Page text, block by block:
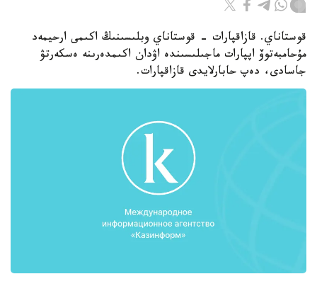
قوستاناي. قازاقپارات - قوستاناي وبلىسىنىڭ اكىمى ارحيمەد
مۇحامبەتوۆ اپپارات ماجىلىسىندە اۋدان اكىمدەرىنە ەسكەرتۋ
جاسادى، دەپ حابارلايدى قازاقپارات.